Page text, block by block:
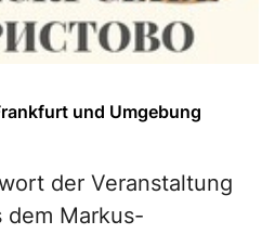
und Umgebung
der Veranstaltung
dem Markus-